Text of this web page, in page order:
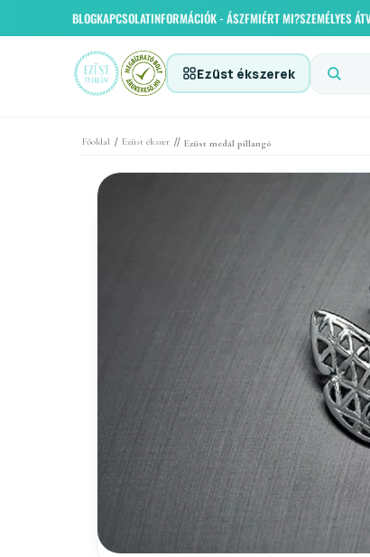
BLOGKAPCSOLATINFORMÁCIÓK - ÁSZFMIÉRT MI?SZEMÉLYES
Ezüst ékszerek
Főoldal / Ezüst ékszer // Ezüst medál pillangó